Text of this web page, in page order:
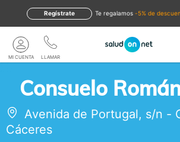
te regalamos -5% de
Regístrate
LLAMAR
MI CUENTA
Consuelo
Avenida de Portugal, s/n -
Cáceres